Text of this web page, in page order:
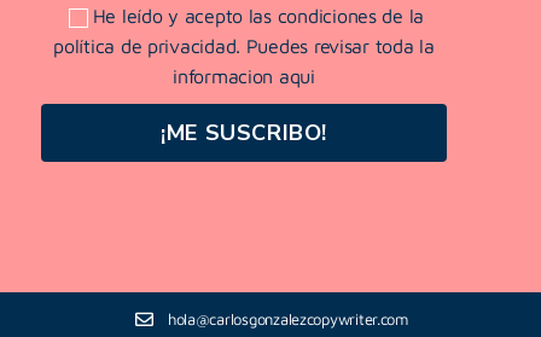
He leído y acepto las condiciones de la
política de privacidad. Puedes revisar toda la
informacion aqui
¡ME SUSCRIBO!
hola@carlosgonzalezcopywriter.com